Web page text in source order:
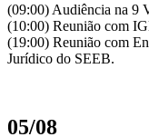
(09:00) Audiência na 9
(10:00) Reunião com
(19:00) Reunião com
Jurídico do SEEB.
05/08